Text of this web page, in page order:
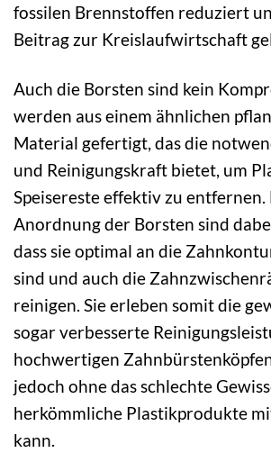
fossilen Brennstoffen reduziert
Beitrag zur Kreislaufwirtschaft
Auch die Borsten sind kein
werden aus einem ähnlichen
Material gefertigt, das die
und Reinigungskraft bietet, um
Speisereste effektiv zu entfernen.
Anordnung der Borsten sind
dass sie optimal an die
sind und auch die
reinigen. Sie erleben somit die
sogar verbesserte
hochwertigen
jedoch ohne das schlechte
herkömmliche Plastikprodukte
kann.